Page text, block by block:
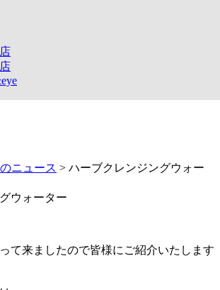
ニュース > ハーブクレンジングウォー
ウォーター
て来ましたので皆様にご紹介いたします